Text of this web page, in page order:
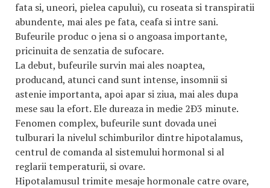
fata si, uneori, pielea capului), cu roseata si transpiratii
abundente, mai ales pe fata, ceafa si intre sani.
Bufeurile produc o jena si o angoasa importante,
pricinuita de senzatia de sufocare.
La debut, bufeurile survin mai ales noaptea,
producand, atunci cand sunt intense, insomnii si
astenie importanta, apoi apar si ziua, mai ales dupa
mese sau la efort. Ele dureaza in medie 2Ð3 minute.
Fenomen complex, bufeurile sunt dovada unei
tulburari la nivelul schimburilor dintre hipotalamus,
centrul de comanda al sistemului hormonal si al
reglarii temperaturii, si ovare.
Hipotalamusul trimite mesaje hormonale catre ovare,